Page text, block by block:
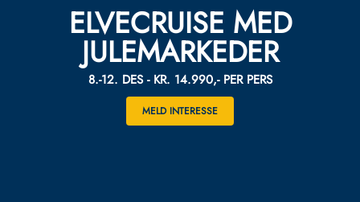
ELVECRUISE MED
JULEMARKEDER
8.-12. DES - KR. 14.990,- PER PERS
MELD INTERESSE